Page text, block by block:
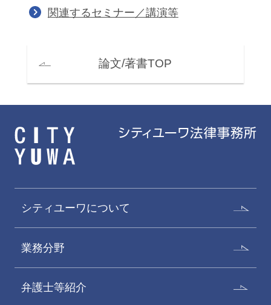
関連するセミナー／講演等
論文/著書TOP
シティユーワについて
業務分野
弁護士等紹介